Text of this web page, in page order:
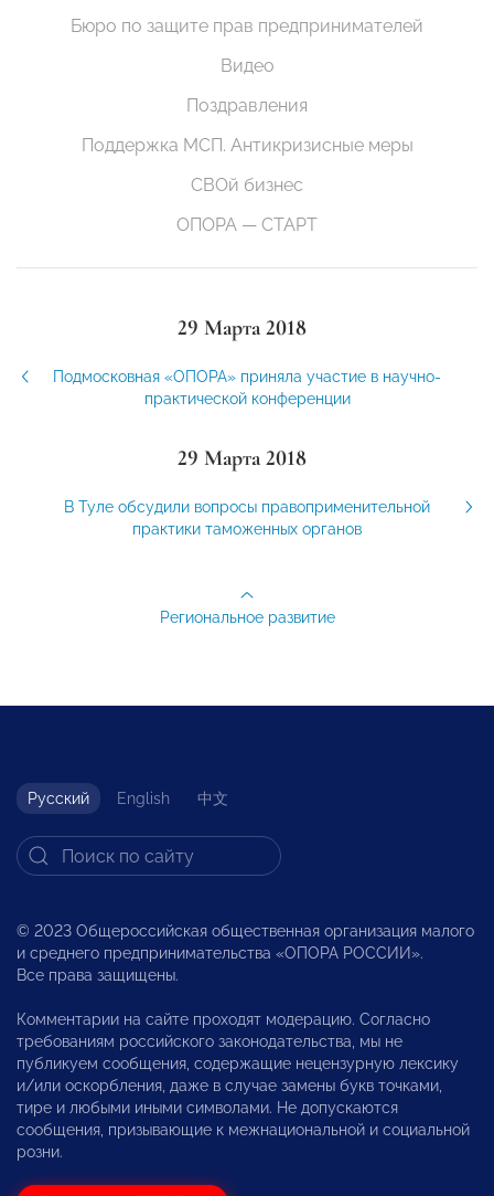
Бюро по защите прав предпринимателей
Видео
Поздравления
Поддержка МСП. Антикризисные меры
СВОй бизнес
ОПОРА — СТАРТ
29 Марта 2018
Подмосковная «ОПОРА» приняла участие в научно-
практической конференции
29 Марта 2018
В Туле обсудили вопросы правоприменительной
практики таможенных органов
Региональное развитие
Русский English 中文
© 2023 Общероссийская общественная организация малого
и среднего предпринимательства «ОПОРА РОССИИ».
Все права защищены.
Комментарии на сайте проходят модерацию. Согласно
требованиям российского законодательства, мы не
публикуем сообщения, содержащие нецензурную лексику
и/или оскорбления, даже в случае замены букв точками,
тире и любыми иными символами. Не допускаются
сообщения, призывающие к межнациональной и социальной
розни.